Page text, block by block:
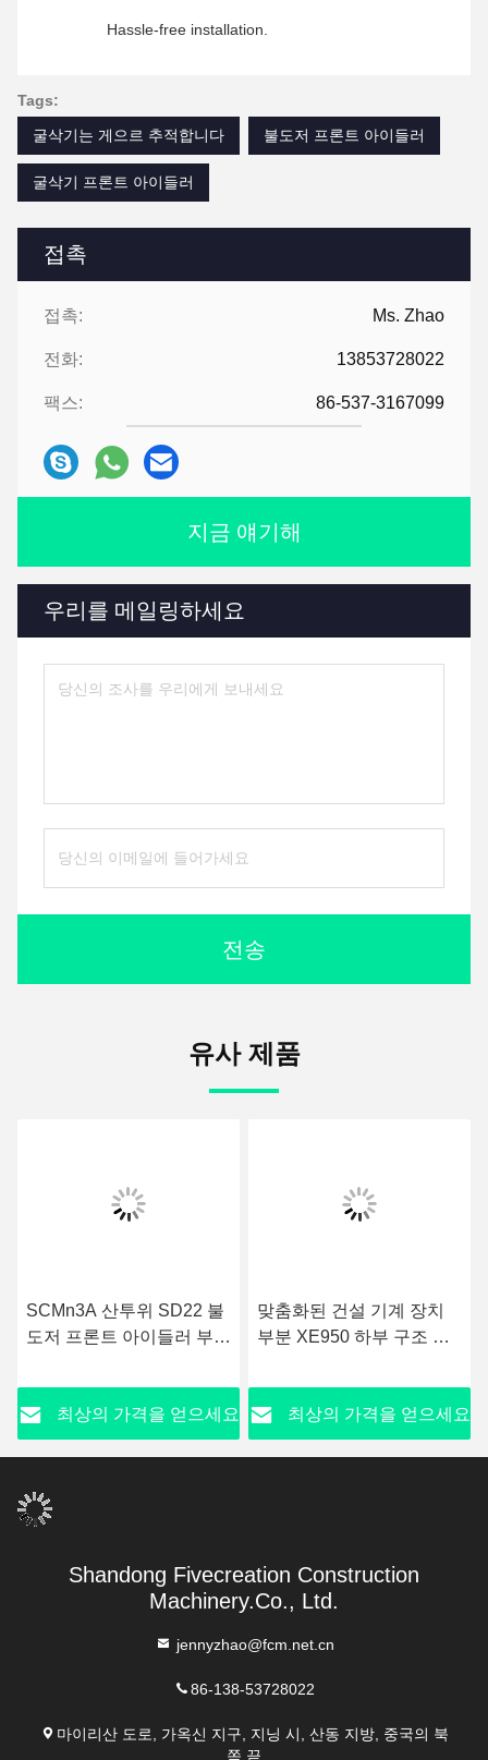
접촉
접촉: Ms. Zhao
전화: 13853728022
팩스: 86-537-3167099
지금 얘기해
우리를 메일링하세요
전송
Hassle-free installation.
Tags:
굴삭기는 게으르 추적합니다
불도저 프론트 아이들러
굴삭기 프론트 아이들러
유사 제품
SCMn3A 산투위 SD22 불
도저 프론트 아이들러 부품
최상의 가격을 얻으세요
맞춤화된 건설 기계 장치
부분 XE950 하부 구조 게
최상의 가격을 얻으세요
Shandong Fivecreation Construction
Machinery.Co., Ltd.
jennyzhao@fcm.net.cn
86-138-53728022
마이리산 도로, 가옥신 지구, 지닝 시, 산동 지방, 중국의 북
쪽 끝